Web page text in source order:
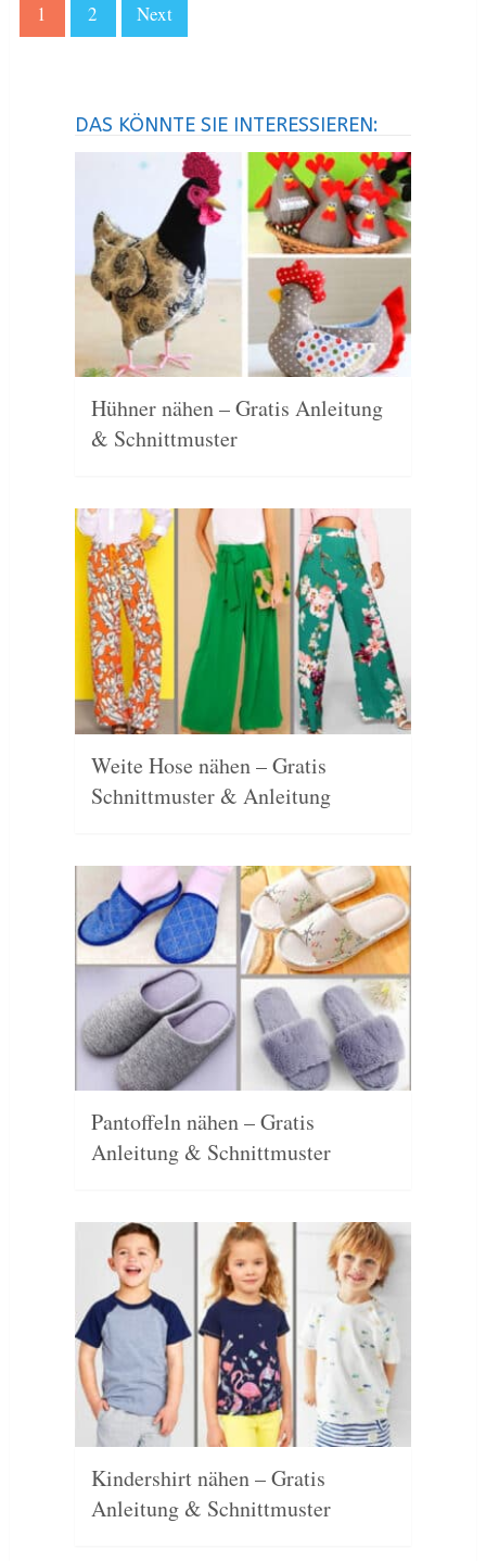
1 2 Next
DAS KÖNNTE SIE INTERESSIEREN:
Hühner nähen – Gratis Anleitung
& Schnittmuster
Weite Hose nähen – Gratis
Schnittmuster & Anleitung
Pantoffeln nähen – Gratis
Anleitung & Schnittmuster
Kindershirt nähen – Gratis
Anleitung & Schnittmuster